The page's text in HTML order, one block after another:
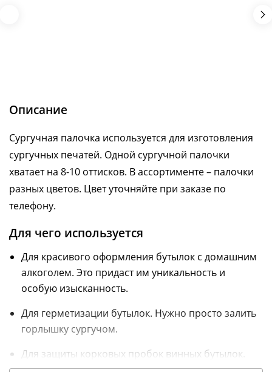
Описание
Сургучная палочка используется для изготовления
сургучных печатей. Одной сургучной палочки
хватает на 8-10 оттисков. В ассортименте – палочки
разных цветов. Цвет уточняйте при заказе по
телефону.
Для чего используется
Для красивого оформления бутылок с домашним
алкоголем. Это придаст им уникальность и
особую изысканность.
Для герметизации бутылок. Нужно просто залить
горлышку сургучом.
Для защиты корковых пробок винных бутылок.
Используется вместо термоколпачка.